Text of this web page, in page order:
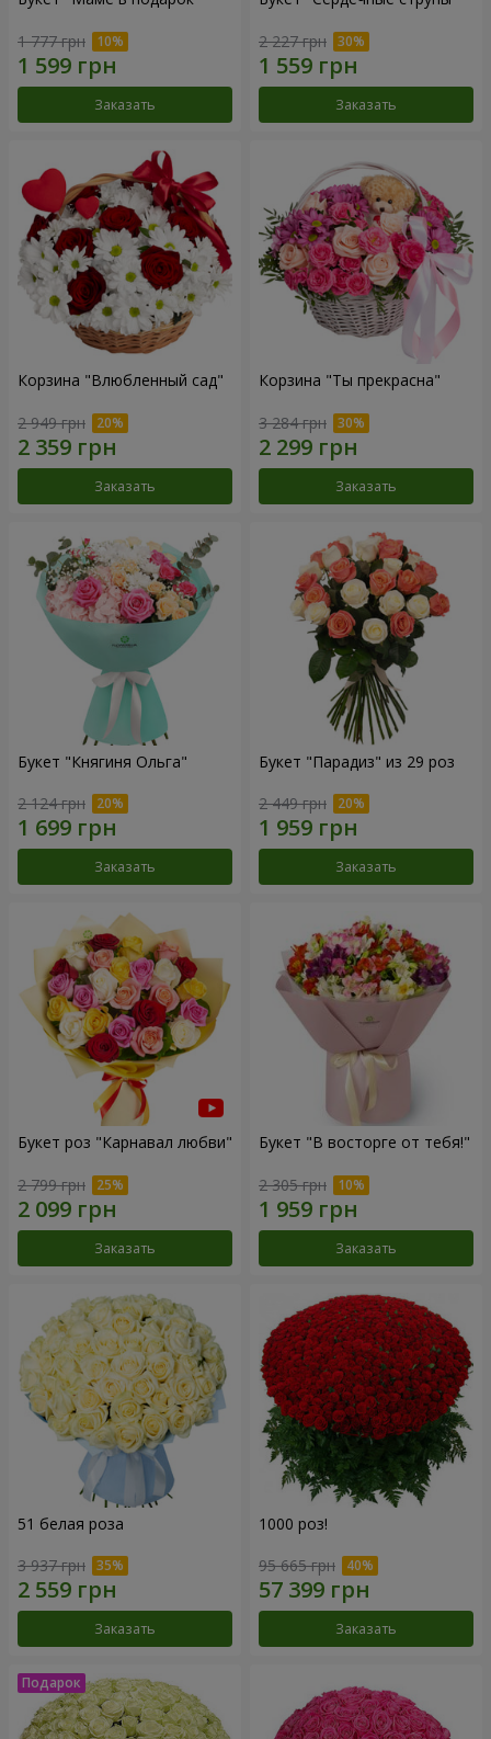
1 777 грн
Заказать
2 227 грн
Заказать
Корзина "Влюбленный сад"
2 949 грн
Заказать
Корзина "Ты прекрасна"
3 284 грн
Заказать
Букет "Княгиня Ольга"
2 124 грн
Заказать
Букет "Парадиз" из 29 роз
2 449 грн
Заказать
Букет роз "Карнавал любви"
2 799 грн
Заказать
Букет "В восторге от тебя!"
2 305 грн
Заказать
51 белая роза
3 937 грн
Заказать
1000 роз!
95 665 грн
Заказать